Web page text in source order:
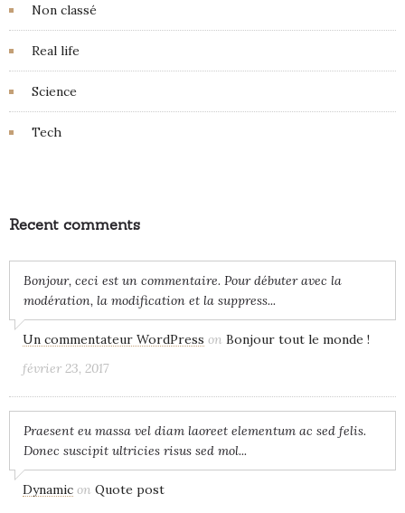
Non classé
Real life
Science
Tech
Recent comments
Bonjour, ceci est un commentaire. Pour débuter avec la
modération, la modification et la suppress...
Un commentateur WordPress on Bonjour tout le monde !
février 23, 2017
Praesent eu massa vel diam laoreet elementum ac sed felis.
Donec suscipit ultricies risus sed mol...
Dynamic on Quote post